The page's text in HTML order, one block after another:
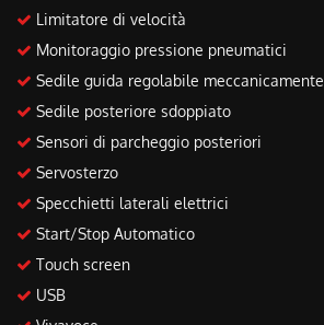
Limitatore di velocità
Monitoraggio pressione pneumatici
Sedile guida regolabile meccanicamente
Sedile posteriore sdoppiato
Sensori di parcheggio posteriori
Servosterzo
Specchietti laterali elettrici
Start/Stop Automatico
Touch screen
USB